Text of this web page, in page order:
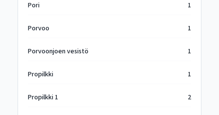
Pori 1
Porvoo 1
Porvoonjoen vesistö 1
Propilkki 1
Propilkki 1 2